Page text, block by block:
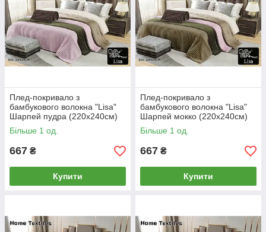
Плед-покривало з
бамбукового волокна "Lisa"
Шарпей пудра (220x240cм)
Більше 1 од.
667 ₴
Купити
Плед-покривало з
бамбукового волокна "Lisa"
Шарпей мокко (220x240cм)
Більше 1 од.
667 ₴
Купити